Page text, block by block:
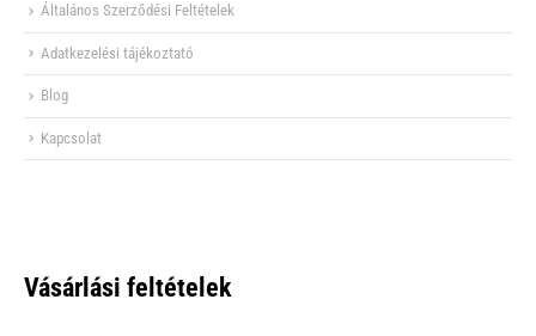
Általános Szerződési Feltételek
Adatkezelési tájékoztató
Blog
Kapcsolat
Vásárlási feltételek